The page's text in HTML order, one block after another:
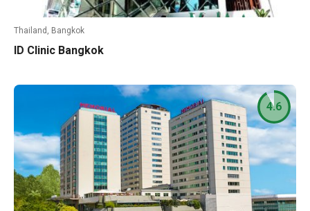
Thailand, Bangkok
ID Clinic Bangkok
4.6